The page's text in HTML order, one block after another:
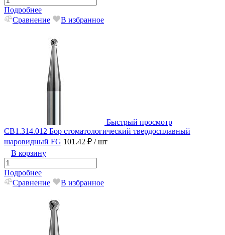
Подробнее
Сравнение
В избранное
Быстрый просмотр
CB1.314.012 Бор стоматологический твердосплавный
шаровидный FG 101.42 ₽ / шт
В корзину
Подробнее
Сравнение
В избранное